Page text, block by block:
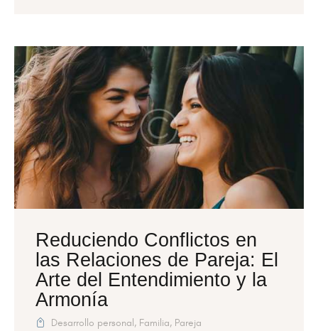
Reduciendo Conflictos en
las Relaciones de Pareja: El
Arte del Entendimiento y la
Armonía
Desarrollo personal, Familia, Pareja